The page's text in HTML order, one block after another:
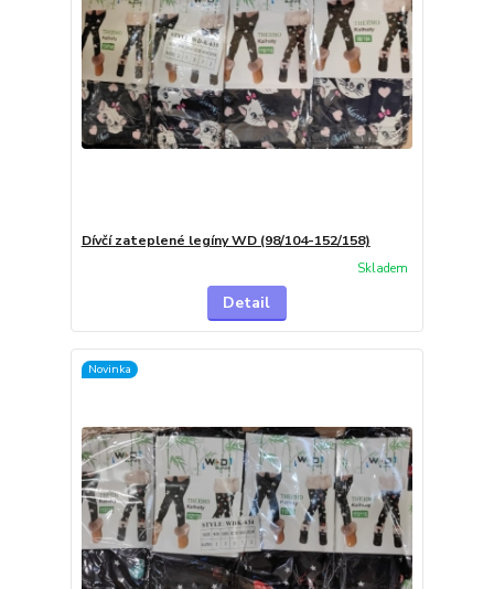
Dívčí zateplené legíny WD (98/104-152/158)
Skladem
Detail
Novinka